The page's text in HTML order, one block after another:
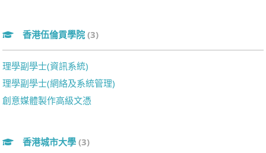
香港伍倫貢學院 (3)
理學副學士(資訊系統)
理學副學士(網絡及系統管理)
創意媒體製作高級文憑
香港城市大學 (3)